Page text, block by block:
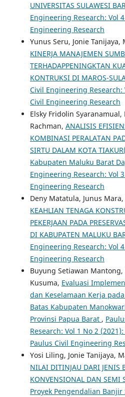
UNIVERSITAS SULAWESI
Engineering Research: Vol
Engineering Research
Yunus Seru, Jonie Tanijaya,
KINERJA MANAJEMEN
TERHADAPPENINGKTAN
KONTRUKSI DI MAROS-
Civil Engineering Research:
Civil Engineering Research
Elsky Fridolin Syaranamual,
Rachman, ANALISIS
KOMBINASI PERALATAN
SIRTU DALAM KOTA
Kabupaten Maluku Barat
Engineering Research: Vol
Engineering Research
Deny Matatula, Junus
KEAHLIAN TENAGA
PEKERJAAN PADA
DI KABUPATEN MALUKU
Engineering Research: Vol
Engineering Research
Buyung Setiawan
Kusuma, Evaluasi
dan Keselamaan Kerja
Batas Kabupaten
Provinsi Papua Barat ,
Research: Vol 1 No 2
Paulus Civil Engineering
Yosi Liling, Jonie Tanijaya,
NILAI DITINJAU DARI JENIS
KONVENSIONAL DAN SEMI
Proyek Pengendalian